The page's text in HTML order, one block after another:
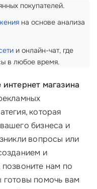
покупателей.
на основе анализа
и онлайн-чат, где
в любое время.
магазина
которая
бизнеса и
вопросы или
и
нам по
помочь вам